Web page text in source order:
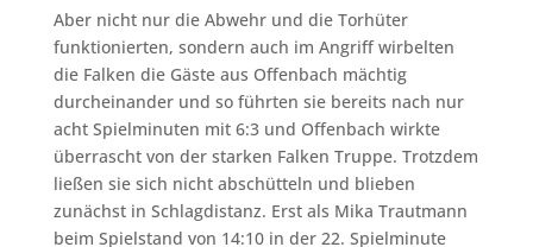
Aber nicht nur die Abwehr und die Torhüter
funktionierten, sondern auch im Angriff wirbelten
die Falken die Gäste aus Offenbach mächtig
durcheinander und so führten sie bereits nach nur
acht Spielminuten mit 6:3 und Offenbach wirkte
überrascht von der starken Falken Truppe. Trotzdem
ließen sie sich nicht abschütteln und blieben
zunächst in Schlagdistanz. Erst als Mika Trautmann
beim Spielstand von 14:10 in der 22. Spielminute